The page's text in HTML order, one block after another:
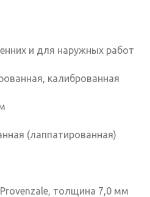
и для наружных работ
калиброванная
(лаппатированная)
толщина 7,0 мм